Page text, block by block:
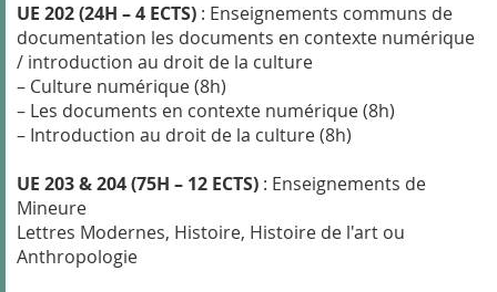
UE 202 (24H – 4 ECTS) : Enseignements communs de
documentation les documents en contexte numérique
/ introduction au droit de la culture
– Culture numérique (8h)
– Les documents en contexte numérique (8h)
– Introduction au droit de la culture (8h)
UE 203 & 204 (75H – 12 ECTS) : Enseignements de
Mineure
Lettres Modernes, Histoire, Histoire de l'art ou
Anthropologie